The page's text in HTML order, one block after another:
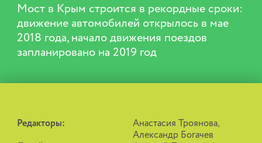
Мост в Крым строится в рекордные сроки:
движение автомобилей открылось в мае
2018 года, начало движения поездов
запланировано на 2019 год
Редакторы:
Анастасия Троянова,
Александр Богачев